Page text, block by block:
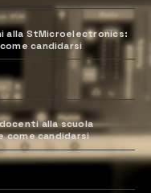
alla StMicroelectronics:
candidarsi
alla scuola
come candidarsi